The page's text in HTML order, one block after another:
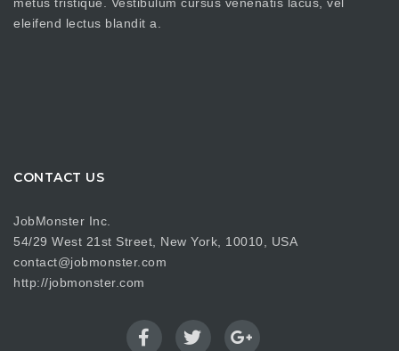
eleifend lectus blandit a.
CONTACT US
JobMonster Inc.
54/29 West 21st Street, New York, 10010, USA
contact@jobmonster.com
http://jobmonster.com